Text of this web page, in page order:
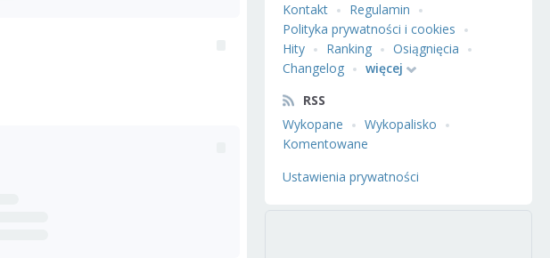
Kontakt
Regulamin
Polityka prywatności i cookies
Hity
Ranking
Osiągnięcia
Changelog
więcej
RSS
Wykopane
Wykopalisko
Komentowane
Ustawienia prywatności